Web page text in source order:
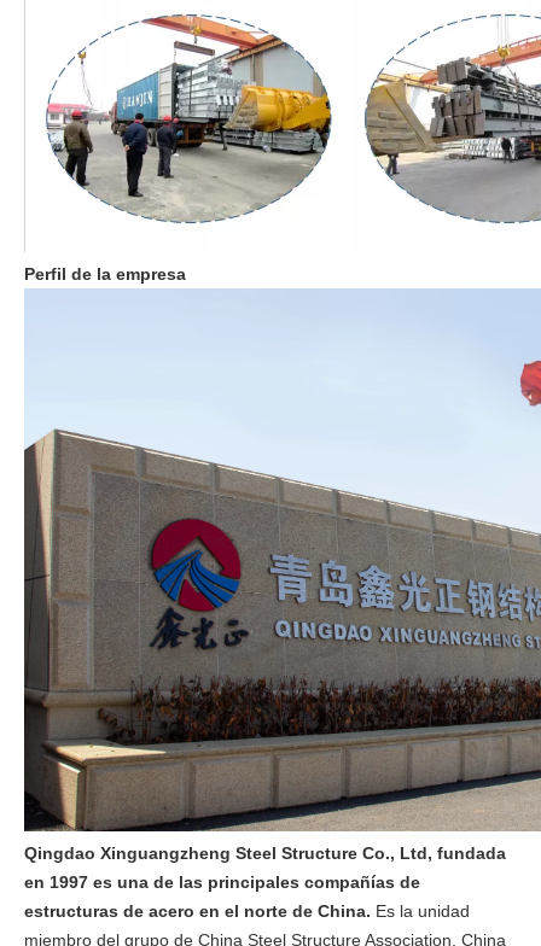
Perfil de la empresa
Qingdao Xinguangzheng Steel Structure Co., Ltd, fundada
en 1997 es una de las principales compañías de
estructuras de acero en el norte de China. Es la unidad
miembro del grupo de China Steel Structure Association, China